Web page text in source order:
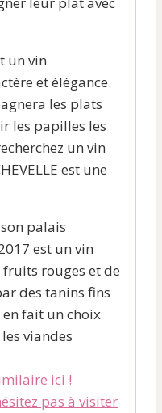
un vin
et élégance.
les plats
les papilles les
un vin
est une
palais
est un vin
rouges et de
des tanins fins
fait un choix
viandes
ici !
pas à visiter